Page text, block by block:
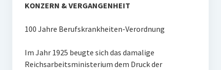
KONZERN & VERGANGENHEIT
100 Jahre Berufskrankheiten-Verordnung
Im Jahr 1925 beugte sich das damalige
Reichsarbeitsministerium dem Druck der